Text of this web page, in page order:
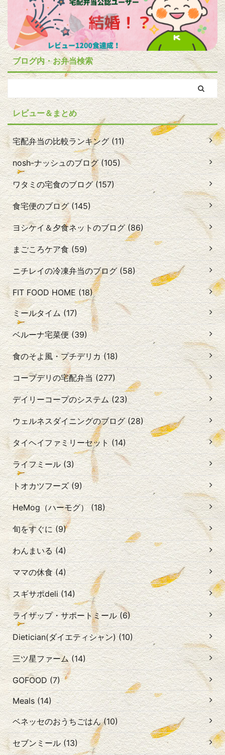
ブログ内・お弁当検索
レビュー＆まとめ
宅配弁当の比較ランキング (11)
nosh-ナッシュのブログ (105)
ワタミの宅食のブログ (157)
食宅便のブログ (145)
ヨシケイ＆夕食ネットのブログ (86)
まごころケア食 (59)
ニチレイの冷凍弁当のブログ (58)
FIT FOOD HOME (18)
ミールタイム (17)
ベルーナ宅菜便 (39)
食のそよ風・プチデリカ (18)
コープデリの宅配弁当 (277)
デイリーコープのシステム (23)
ウェルネスダイニングのブログ (28)
タイヘイファミリーセット (14)
ライフミール (3)
トオカツフーズ (9)
HeMog（ハーモグ） (18)
旬をすぐに (9)
わんまいる (4)
ママの休食 (4)
スギサポdeli (14)
ライザップ・サポートミール (6)
Dietician(ダイエティシャン) (10)
三ツ星ファーム (14)
GOFOOD (7)
Meals (14)
ベネッセのおうちごはん (10)
セブンミール (13)